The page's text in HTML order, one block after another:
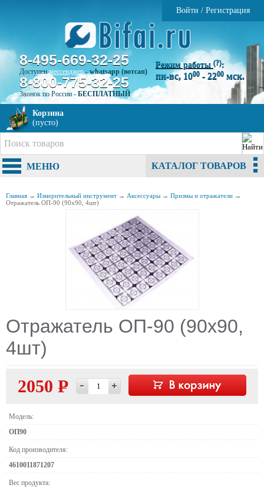
Войти / Регистрация
8-495-669-32-25
Доступенмессенджер-whatsapp (вотсап)
8-800-775-32-25
Звонок по России - БЕСПЛАТНЫЙ
Режим работы (?):
пн-вс, 1000 - 2200 мск.
Корзина
(пусто)
МЕНЮ КАТАЛОГ ТОВАРОВ
Главная → Измерительный инструмент → Аксессуары → Призмы и отражатели →
Отражатель ОП-90 (90х90, 4шт)
Отражатель ОП-90 (90х90,
4шт)
2050 Р
—
Модель:
ОП90
Код производителя:
4610011871207
Вес продукта: